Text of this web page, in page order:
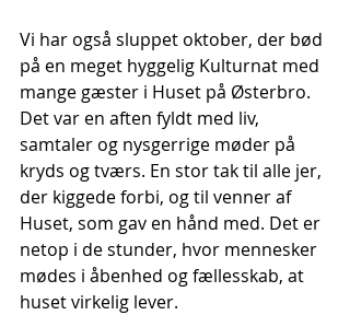
Vi har også sluppet oktober, der bød
på en meget hyggelig Kulturnat med
mange gæster i Huset på Østerbro.
Det var en aften fyldt med liv,
samtaler og nysgerrige møder på
kryds og tværs. En stor tak til alle jer,
der kiggede forbi, og til venner af
Huset, som gav en hånd med. Det er
netop i de stunder, hvor mennesker
mødes i åbenhed og fællesskab, at
huset virkelig lever.